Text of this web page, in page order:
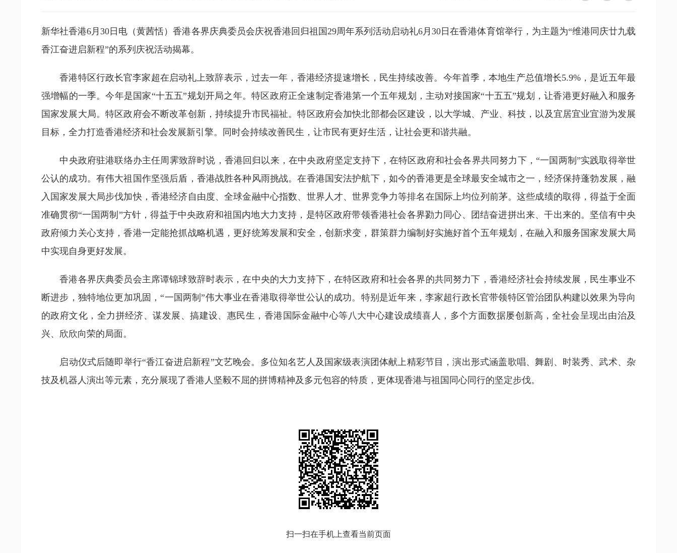
新华社香港6月30日电（黄茜恬）香港各界庆典委员会庆祝香港回归祖国29周年系列活动启动礼6月30日在香港体育馆举行，为主题为“维港同庆廿九载
香江奋进启新程”的系列庆祝活动揭幕。
香港特区行政长官李家超在启动礼上致辞表示，过去一年，香港经济提速增长，民生持续改善。今年首季，本地生产总值增长5.9%，是近五年最
强增幅的一季。今年是国家“十五五”规划开局之年。特区政府正全速制定香港第一个五年规划，主动对接国家“十五五”规划，让香港更好融入和服务
国家发展大局。特区政府会不断改革创新，持续提升市民福祉。特区政府会加快北部都会区建设，以大学城、产业、科技，以及宜居宜业宜游为发展
目标，全力打造香港经济和社会发展新引擎。同时会持续改善民生，让市民有更好生活，让社会更和谐共融。
中央政府驻港联络办主任周霁致辞时说，香港回归以来，在中央政府坚定支持下，在特区政府和社会各界共同努力下，“一国两制”实践取得举世
公认的成功。有伟大祖国作坚强后盾，香港战胜各种风雨挑战。在香港国安法护航下，如今的香港更是全球最安全城市之一，经济保持蓬勃发展，融
入国家发展大局步伐加快，香港经济自由度、全球金融中心指数、世界人才、世界竞争力等排名在国际上均位列前茅。这些成绩的取得，得益于全面
准确贯彻“一国两制”方针，得益于中央政府和祖国内地大力支持，是特区政府带领香港社会各界勠力同心、团结奋进拼出来、干出来的。坚信有中央
政府倾力关心支持，香港一定能抢抓战略机遇，更好统筹发展和安全，创新求变，群策群力编制好实施好首个五年规划，在融入和服务国家发展大局
中实现自身更好发展。
香港各界庆典委员会主席谭锦球致辞时表示，在中央的大力支持下，在特区政府和社会各界的共同努力下，香港经济社会持续发展，民生事业不
断进步，独特地位更加巩固，“一国两制”伟大事业在香港取得举世公认的成功。特别是近年来，李家超行政长官带领特区管治团队构建以效果为导向
的政府文化，全力拼经济、谋发展、搞建设、惠民生，香港国际金融中心等八大中心建设成绩喜人，多个方面数据屡创新高，全社会呈现出由治及
兴、欣欣向荣的局面。
启动仪式后随即举行“香江奋进启新程”文艺晚会。多位知名艺人及国家级表演团体献上精彩节目，演出形式涵盖歌唱、舞剧、时装秀、武术、杂
技及机器人演出等元素，充分展现了香港人坚毅不屈的拼博精神及多元包容的特质，更体现香港与祖国同心同行的坚定步伐。
扫一扫在手机上查看当前页面